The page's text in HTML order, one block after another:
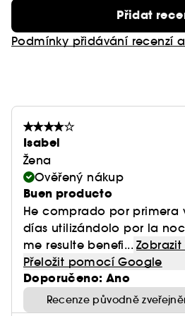
volnými radikály a zpomalují
- Hloubkově hydratuje,
Přidat
Podmínky přidávání recenzí
Isabel
Žena
Ověřený nákup
Buen producto
He comprado por primera
días utilizándolo por la
me resulte benefi...
Přeložit pomocí Google
Doporučeno: Ano
Recenze původně